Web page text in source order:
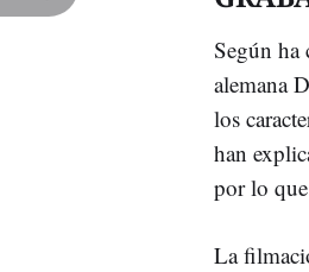
Según ha
alemana
los
han
por lo
La